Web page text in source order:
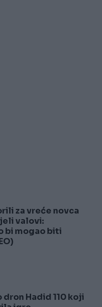
za vreće novca
valovi:
bi mogao biti
dron Hadid 110 koji